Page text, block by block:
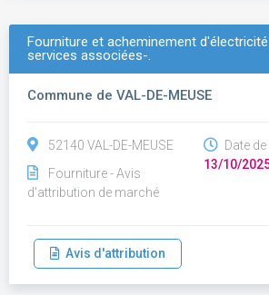
Fourniture et acheminement
services associées-.
Commune de VAL-DE-MEUSE
52140 VAL-DE-MEUSE
Fourniture - Avis
d'attribution de marché
Date
13/10/
Avis d'attribution